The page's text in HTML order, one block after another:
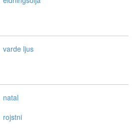
varde ljus
natal
rojstni